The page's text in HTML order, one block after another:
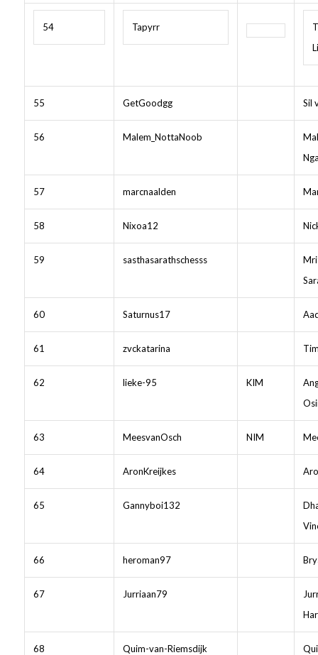
54 Tapyrr
55 GetGoodgg Sil
56 Malem_NottaNoob
57 marcnaalden
58 Nixoa12
59 sasthasarathschesss
60 Saturnus17
61 zvckatarina
62 lieke-95 KIM
63 MeesvanOsch NIM
64 AronKreijkes
65 Gannyboi132
66 heroman97
67 Jurriaan79
68 Quim-van-Riemsdijk